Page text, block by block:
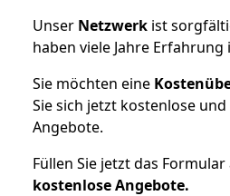
Unser Netzwerk ist
haben viele Jahre
Sie möchten eine
Sie sich jetzt kostenlose
Angebote.
Füllen Sie jetzt das
kostenloseAngebote.